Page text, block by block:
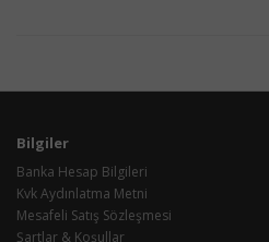
Bilgiler
Banka Hesap Bilgileri
Kvk Aydınlatma Metni
Mesafeli Satış Sözleşmesi
Şartlar & Koşullar